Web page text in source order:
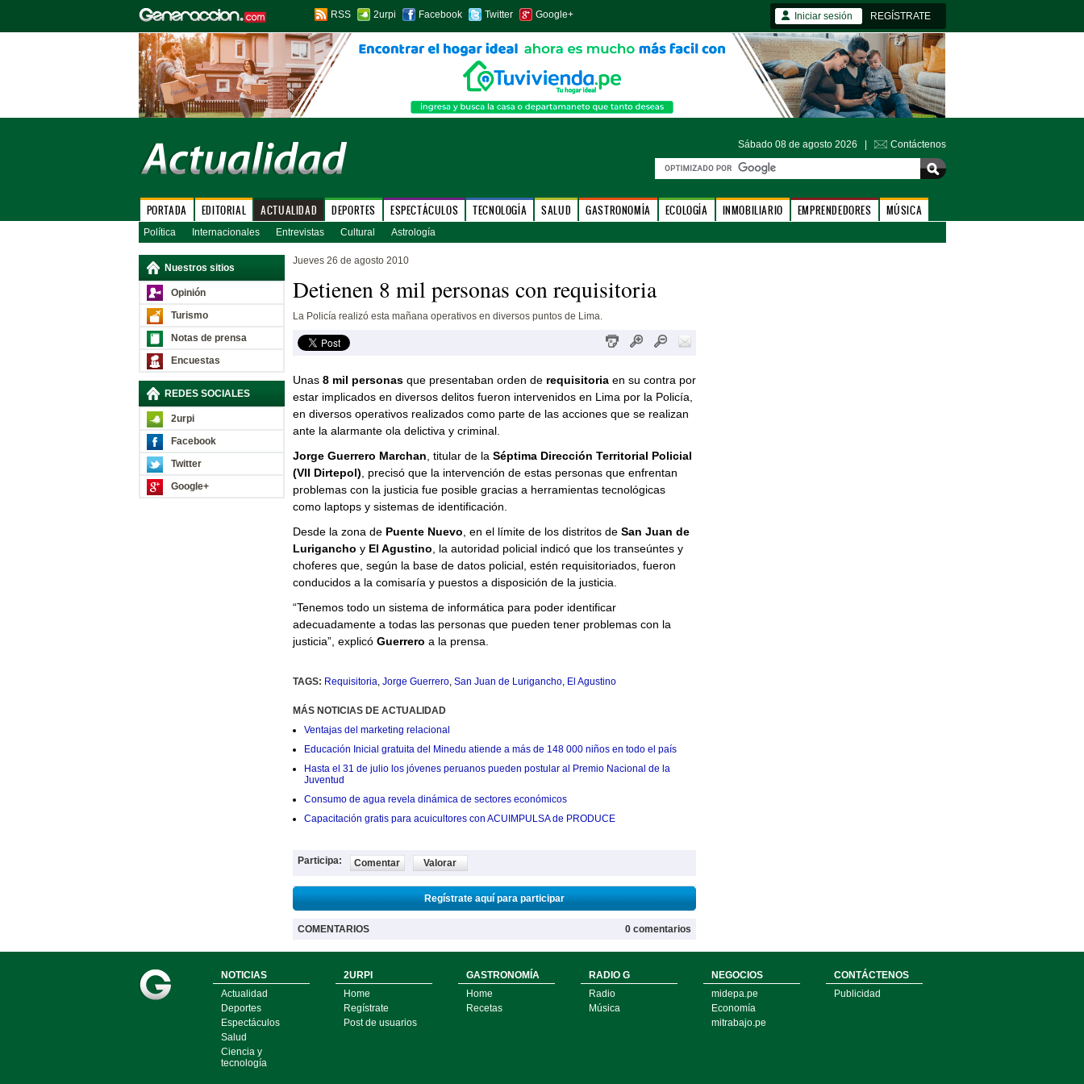
RSS 2urpi Facebook Twitter Google+ Iniciar sesión REGÍSTRATE
Sábado 08 de agosto 2026 | Contáctenos
PORTADA EDITORIAL ACTUALIDAD DEPORTES ESPECTÁCULOS TECNOLOGÍA SALUD GASTRONOMÍA ECOLOGÍA INMOBILIARIO EMPRENDEDORES MÚSICA
Política Internacionales Entrevistas Cultural Astrología
Nuestros sitios
Opinión
Turismo
Notas de prensa
Encuestas
REDES SOCIALES
2urpi
Facebook
Twitter
Google+
Jueves 26 de agosto 2010
Detienen 8 mil personas con requisitoria
La Policía realizó esta mañana operativos en diversos puntos de Lima.
Unas8 mil personas que presentaban orden de requisitoriaen su contra por
estar implicados en diversos delitos fueron intervenidos en Lima por la Policía,
en diversos operativos realizados como parte de las acciones que se realizan
ante la alarmante ola delictiva y criminal.
Jorge Guerrero Marchan , titular de la Séptima Dirección Territorial Policial
(VII Dirtepol) , precisó que la intervención de estas personas que enfrentan
problemas con la justicia fue posible gracias a herramientas tecnológicas
como laptops y sistemas de identificación.
Desde la zona de Puente Nuevo , en el límite de los distritos de San Juan de
Lurigancho y El Agustino , la autoridad policial indicó que los transeúntes y
choferes que, según la base de datos policial, estén requisitoriados, fueron
conducidos a la comisaría y puestos a disposición de la justicia.
“Tenemos todo un sistema de informática para poder identificar
adecuadamente a todas las personas que pueden tener problemas con la
justicia”, explicó Guerrero a la prensa.
TAGS: Requisitoria, Jorge Guerrero, San Juan de Lurigancho, El Agustino
MÁS NOTICIAS DE ACTUALIDAD
Ventajas del marketing relacional
Educación Inicial gratuita del Minedu atiende a más de 148 000 niños en todo el país
Hasta el 31 de julio los jóvenes peruanos pueden postular al Premio Nacional de la
Juventud
Consumo de agua revela dinámica de sectores económicos
Capacitación gratis para acuicultores con ACUIMPULSA de PRODUCE
Participa: Comentar Valorar
Regístrate aquí para participar
COMENTARIOS 0 comentarios
NOTICIAS
Actualidad
Deportes
Espectáculos
Salud
Ciencia y
tecnología
2URPI
Home
Regístrate
Post de usuarios
GASTRONOMÍA
Home
Recetas
RADIO G
Radio
Música
NEGOCIOS
midepa.pe
Economía
mitrabajo.pe
CONTÁCTENOS
Publicidad